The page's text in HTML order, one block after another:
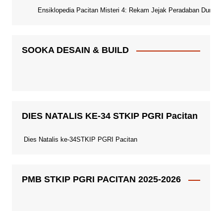
Ensiklopedia Pacitan Misteri 4: Rekam Jejak Peradaban Dunia
SOOKA DESAIN & BUILD
DIES NATALIS KE-34 STKIP PGRI Pacitan
Dies Natalis ke-34STKIP PGRI Pacitan
PMB STKIP PGRI PACITAN 2025-2026